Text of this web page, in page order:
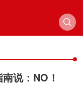
说：NO！